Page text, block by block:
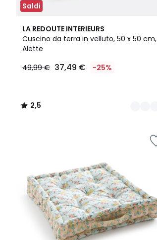
Saldi
LA REDOUTE INTERIEURS
Cuscino da terra in velluto, 50 x 50 cm,
Alette
49,99 € 37,49 € -25%
2,5
/ 5
2
Colori
2,5
/